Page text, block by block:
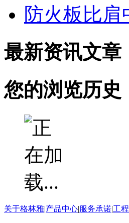
防火板比
最新资讯文章
您的浏览历史
关于格林雅|产品中心|服务承诺|工